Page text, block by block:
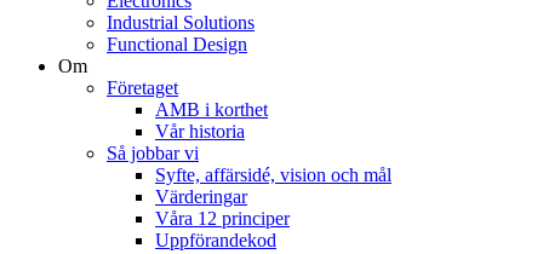
Industrial Solutions
Functional Design
Om
Företaget
AMB i korthet
Vår historia
Så jobbar vi
Syfte, affärsidé, vision och mål
Värderingar
Våra 12 principer
Uppförandekod